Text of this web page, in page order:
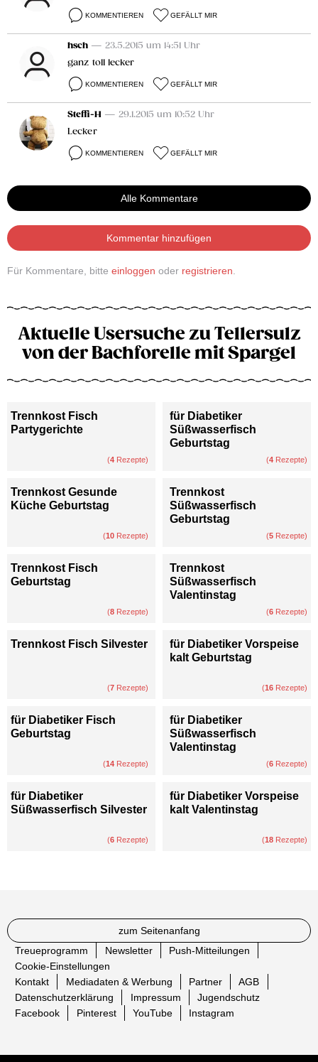
KOMMENTIEREN GEFÄLLT MIR
hsch — 23.5.2015 um 14:51 Uhr
ganz toll lecker
KOMMENTIEREN GEFÄLLT MIR
Steffi-H — 29.1.2015 um 10:52 Uhr
Lecker
KOMMENTIEREN GEFÄLLT MIR
Alle Kommentare
Kommentar hinzufügen
Für Kommentare, bitte einloggen oder registrieren
Aktuelle Usersuche zu Tellersulz
von der Bachforelle mit Spargel
Trennkost Fisch
Partygerichte
(4 Rezepte)
für Diabetiker
Süßwasserfisch
Geburtstag
(4 Rezepte)
Trennkost Gesunde
Küche Geburtstag
(10 Rezepte)
Trennkost
Süßwasserfisch
Geburtstag
(5 Rezepte)
Trennkost Fisch
Geburtstag
(8 Rezepte)
Trennkost
Süßwasserfisch
Valentinstag
(6 Rezepte)
Trennkost Fisch Silvester
(7 Rezepte)
für Diabetiker Vorspeise
kalt Geburtstag
(16 Rezepte)
für Diabetiker Fisch
Geburtstag
(14 Rezepte)
für Diabetiker
Süßwasserfisch
Valentinstag
(6 Rezepte)
für Diabetiker
Süßwasserfisch Silvester
(6 Rezepte)
für Diabetiker Vorspeise
kalt Valentinstag
(18 Rezepte)
zum Seitenanfang
Treueprogramm
Newsletter
Push-Mitteilungen
Cookie-Einstellungen
Kontakt
Mediadaten & Werbung Partner
AGB
Datenschutzerklärung
Impressum
Jugendschutz
Facebook
Pinterest YouTube Instagram